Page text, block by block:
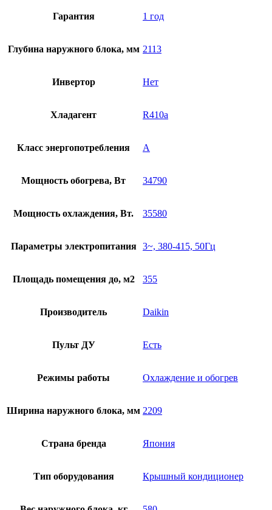
Гарантия 1 год
Глубина наружного блока, мм 2113
Инвертор Нет
Хладагент R410a
Класс энергопотребления А
Мощность обогрева, Вт 34790
Мощность охлаждения, Вт. 35580
Параметры электропитания 3~, 380-415, 50Гц
Площадь помещения до, м2 355
Производитель Daikin
Пульт ДУ Есть
Режимы работы Охлаждение и обогрев
Ширина наружного блока, мм 2209
Страна бренда Япония
Тип оборудования Крышный кондиционер